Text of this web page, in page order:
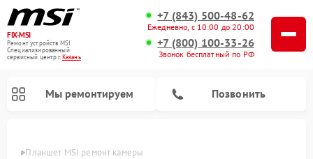
FIX-MSI
Ремонт устройств MSI
Специализированный
cервисный центр г.Казань
+7 (843) 500-48-62
Ежедневно, с 10:00 до 20:00
+7 (800) 100-33-26
Звонок бесплатный по РФ
Мы ремонтируем Позвонить
Планшет MSI ремонт камеры